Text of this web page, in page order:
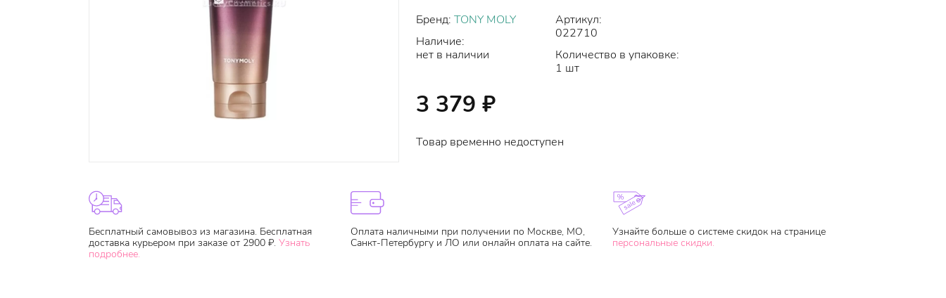
Бренд: TONY MOLY
Наличие:
нет в наличии
Артикул:
022710
Количество в упаковке:
1 шт
3 379 ₽
Товар временно недоступен
Бесплатный самовывоз из магазина. Бесплатная
доставка курьером при заказе от 2900 ₽. Узнать
подробнее.
Оплата наличными при получении по Москве, МО,
Санкт-Петербургу и ЛО или онлайн оплата на сайте.
Узнайте больше о системе скидок на странице
персональные скидки.